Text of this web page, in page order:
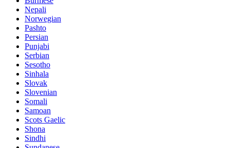
Nepali
Norwegian
Pashto
Persian
Punjabi
Serbian
Sesotho
Sinhala
Slovak
Slovenian
Somali
Samoan
Scots Gaelic
Shona
Sindhi